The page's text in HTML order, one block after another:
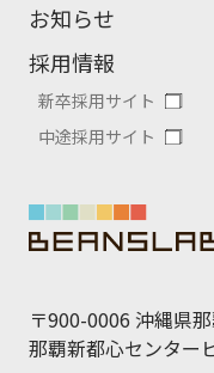
お知らせ
採用情報
新卒採用サイト
中途採用サイト
〒900-0006 沖縄県
那覇新都心センター